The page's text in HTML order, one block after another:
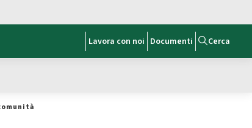
Lavora con noi Documenti Cerca